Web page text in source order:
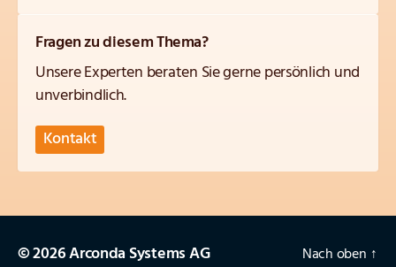
Fragen zu diesem Thema?
Unsere Experten beraten Sie gerne persönlich und
unverbindlich.
Kontakt
© 2026 Arconda Systems AG Nach oben ↑